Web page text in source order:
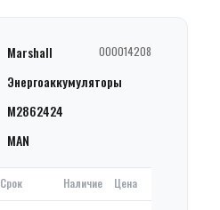
Marshall 000014208
Энергоаккумуляторы
M2862424
MAN
Срок Наличие Цена